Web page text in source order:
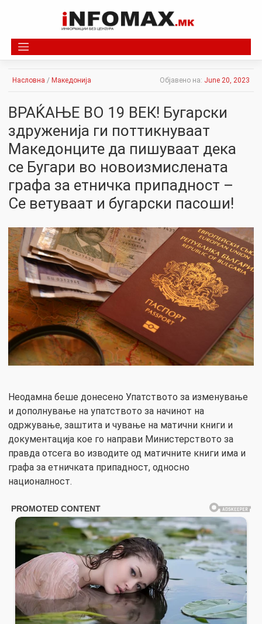
Насловна / Македонија Објавено на: June 20, 2023
ВРАЌАЊЕ ВО 19 ВЕК! Бугарски
здруженија ги поттикнуваат
Македонците да пишуваат дека
се Бугари во новоизмислената
графа за етничка припадност –
Се ветуваат и бугарски пасоши!
Неодамна беше донесено Упатството за изменување
и дополнување на упатството за начинот на
одржување, заштита и чување на матични книги и
документација кое го направи Министерството за
правда отсега во изводите од матичните книги има и
графа за етничката припадност, односно
националност.